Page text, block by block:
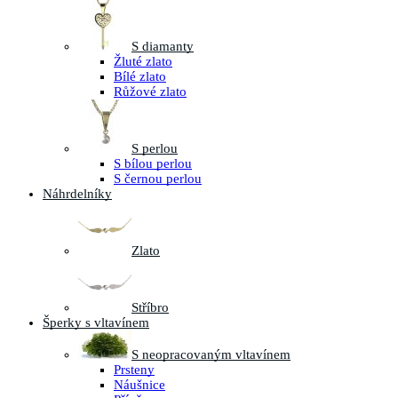
S diamanty
Žluté zlato
Bílé zlato
Růžové zlato
S perlou
S bílou perlou
S černou perlou
Náhrdelníky
Zlato
Stříbro
Šperky s vltavínem
S neopracovaným vltavínem
Prsteny
Náušnice